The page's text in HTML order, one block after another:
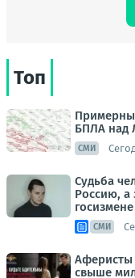
Топ
БПЛА над
СМИ
Судьба
Россию, а
госизмене
СМИ
Аферисты
свыше